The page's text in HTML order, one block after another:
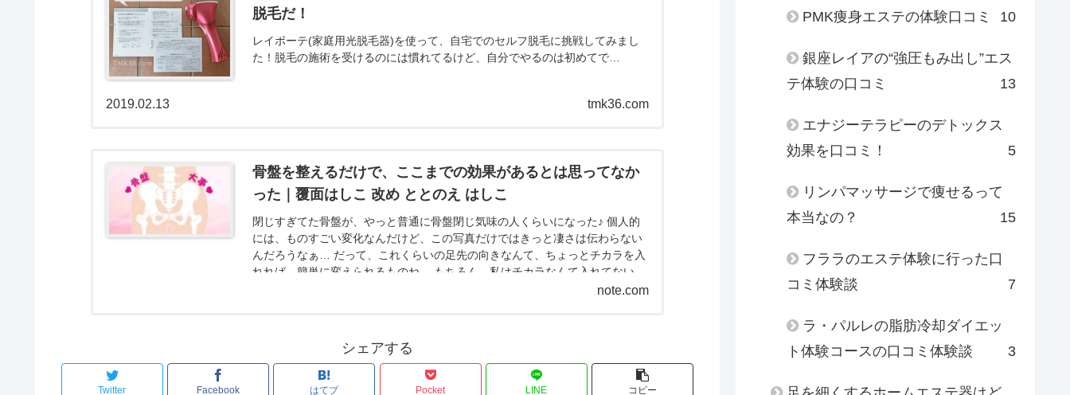
脱毛だ！
レイボーテ(家庭用光脱毛器)を使って、自宅でのセルフ脱毛に挑戦してみまし
た！脱毛の施術を受けるのには慣れてるけど、自分でやるのは初めてで…
tmk36.com
2019.02.13
骨盤を整えるだけで、ここまでの効果があるとは思ってなか
った｜覆面はしこ 改め ととのえ はしこ
閉じすぎてた骨盤が、やっと普通に骨盤閉じ気味の人くらいになった♪ 個人的
には、ものすごい変化なんだけど、この写真だけではきっと凄さは伝わらない
んだろうなぁ… だって、これくらいの足先の向きなんて、ちょっとチカラを入
れれば、簡単に変えられるものね。 もちろん、私はチカラなんて入れてない
note.com
シェアする
Twitter Facebook はてブ Pocket LINE コピー
PMK痩身エステの体験口コミ 10
銀座レイアの“強圧もみ出し”エス
テ体験の口コミ
13
エナジーテラピーのデトックス
効果を口コミ！
5
リンパマッサージで痩せるって
本当なの？
15
フララのエステ体験に行った口
コミ体験談
7
ラ・パルレの脂肪冷却ダイエッ
ト体験コースの口コミ体験談
3